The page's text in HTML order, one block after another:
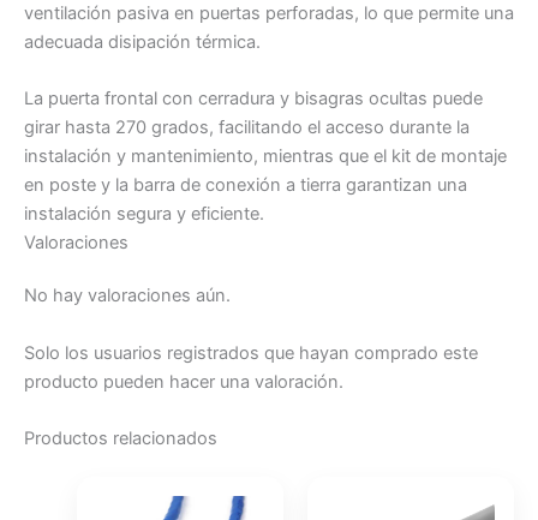
ventilación pasiva en puertas perforadas, lo que permite una
adecuada disipación térmica.
La puerta frontal con cerradura y bisagras ocultas puede
girar hasta 270 grados, facilitando el acceso durante la
instalación y mantenimiento, mientras que el kit de montaje
en poste y la barra de conexión a tierra garantizan una
instalación segura y eficiente.
Valoraciones
No hay valoraciones aún.
Solo los usuarios registrados que hayan comprado este
producto pueden hacer una valoración.
Productos relacionados